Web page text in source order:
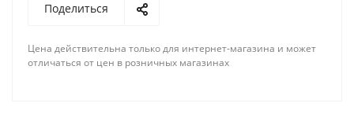
Поделиться
Цена действительна только для интернет-магазина и может
отличаться от цен в розничных магазинах